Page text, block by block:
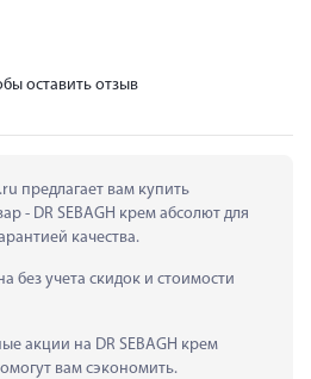
оставить отзыв
предлагает вам купить
- DR SEBAGH крем абсолют для
качества.
без учета скидок и стоимости
акции на DR SEBAGH крем
вам сэкономить.